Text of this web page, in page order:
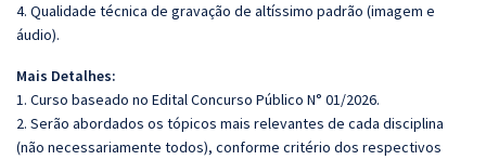
4. Qualidade técnica de gravação de altíssimo padrão (imagem e
áudio).
Mais Detalhes:
1. Curso baseado no Edital Concurso Público N° 01/2026.
2. Serão abordados os tópicos mais relevantes de cada disciplina
(não necessariamente todos), conforme critério dos respectivos